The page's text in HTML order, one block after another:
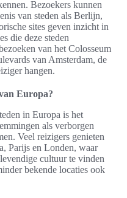
Bezoekers kunnen
van steden als Berlijn,
sites geven inzicht in
die deze steden
van het Colosseum
van Amsterdam, de
hangen.
Europa?
in Europa is het
als verborgen
Veel reizigers genieten
Parijs en Londen, waar
cultuur te vinden
bekende locaties ook